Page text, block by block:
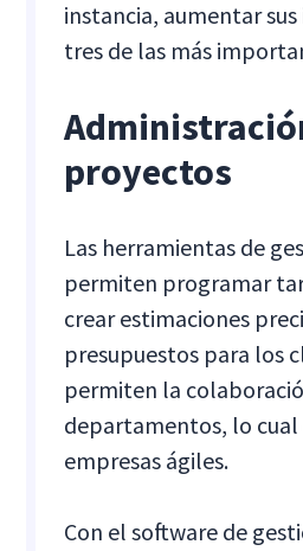
instancia, aumentar sus
tres de las más
proyectos
Las herramientas de
permiten programar
crear estimaciones
presupuestos para los
permiten la
departamentos, lo cual
empresas ágiles.
Con el software de